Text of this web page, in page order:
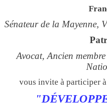
Sénateur de la Mayenne,
Avocat, Ancien
vous invite à participer